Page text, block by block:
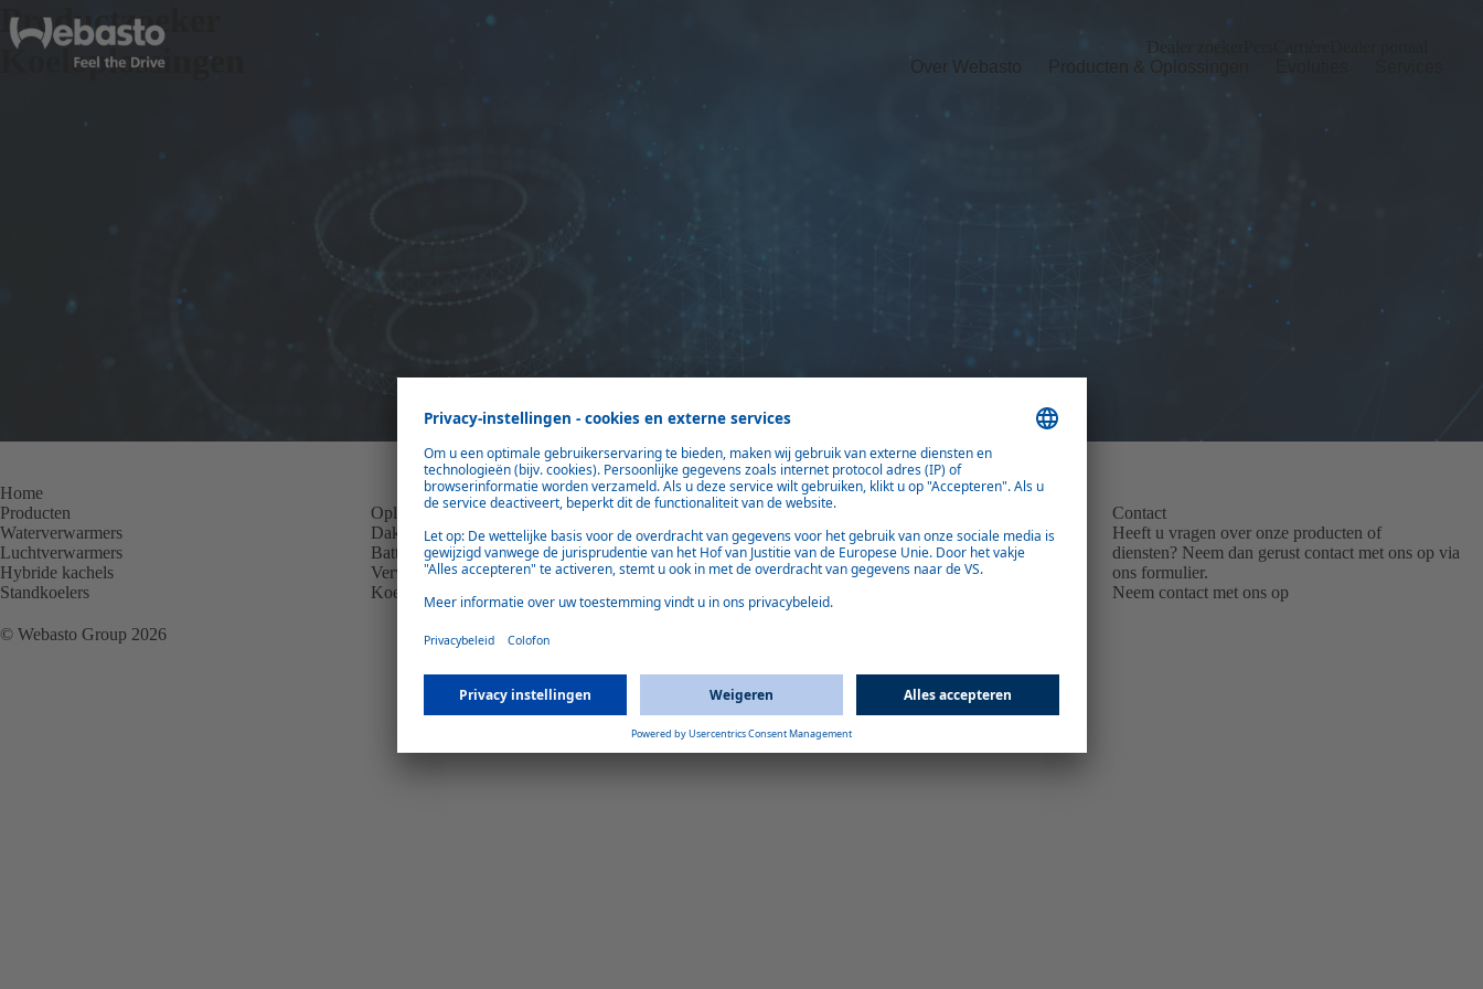
Over Webasto Producten & Oplossingen
Dealer zoeker
Productzoeker
Koeloplossingen
Home
Producten
Waterverwarmers
Luchtverwarmers
Hybride kachels
Standkoelers
Oplossingen
Dak
Batterij
Verwarming
Koeling
Informatie
De Groep
Verantwoordelijkheid
Carrière
Newsroom
Contact
Heeft u vragen over onze producten of
diensten? Neem dan gerust contact met ons op via
ons formulier.
Neem contact met ons op
© Webasto Group 2026 FAQContact